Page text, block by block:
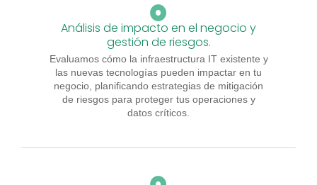
Análisis de impacto en el negocio y
gestión de riesgos.
Evaluamos cómo la infraestructura IT existente y
las nuevas tecnologías pueden impactar en tu
negocio, planificando estrategias de mitigación
de riesgos para proteger tus operaciones y
datos críticos.